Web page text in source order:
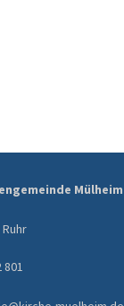
Mülheim
801